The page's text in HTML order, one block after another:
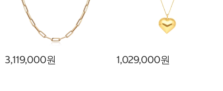
3,119,000원 1,029,000원